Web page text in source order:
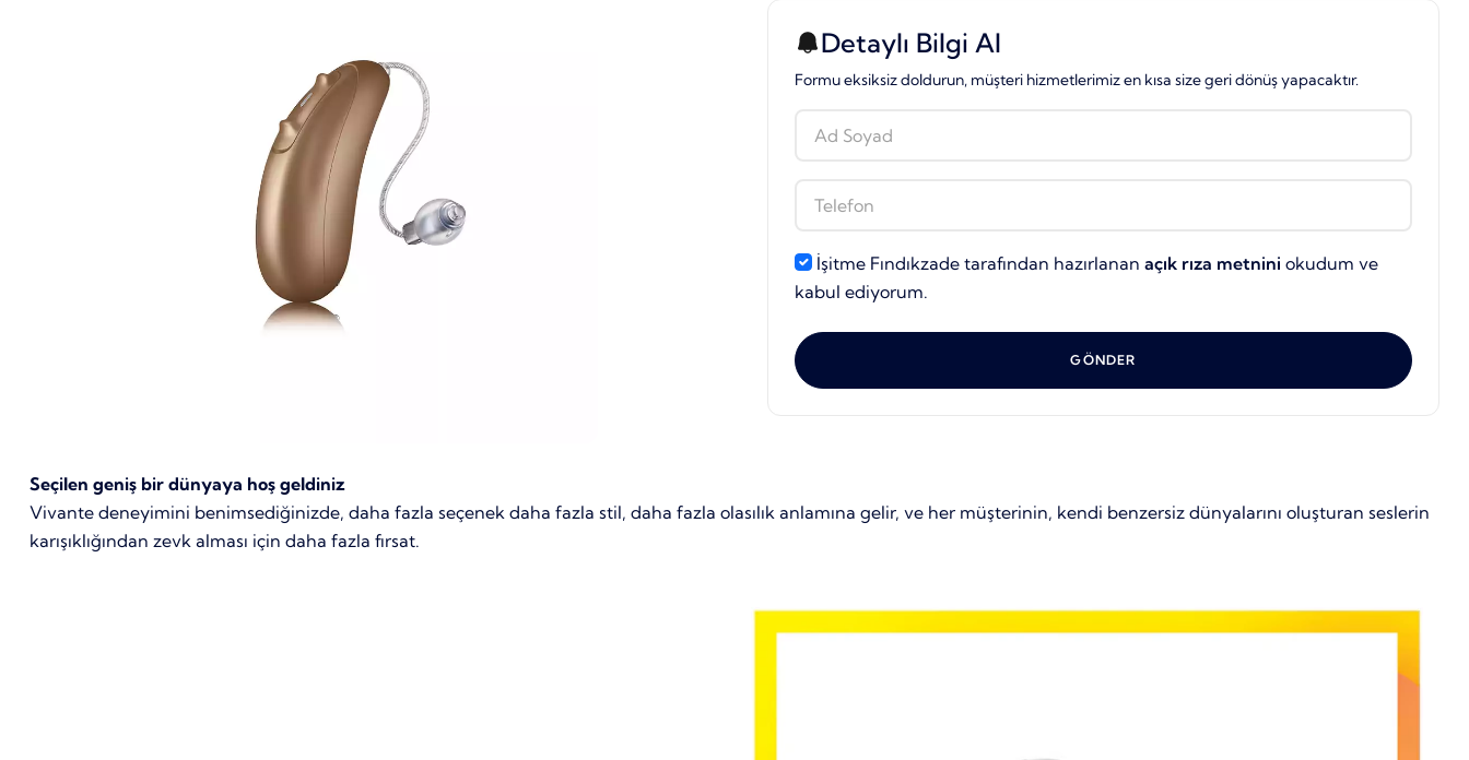
Detaylı Bilgi Al
Formu eksiksiz doldurun, müşteri hizmetlerimiz en kısa size geri dönüş yapacaktır.
İşitme Fındıkzade tarafından hazırlanan açık rıza metnini okudum ve
kabul ediyorum.
GÖNDER
Seçilen geniş bir dünyaya hoş geldiniz
Vivante deneyimini benimsediğinizde, daha fazla seçenek daha fazla stil, daha fazla olasılık anlamına gelir, ve her müşterinin, kendi benzersiz dünyalarını oluşturan seslerin
karışıklığından zevk alması için daha fazla fırsat.